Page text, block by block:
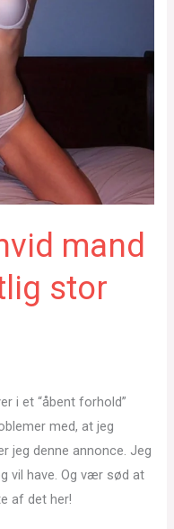
mand
stor
i et “åbent forhold”
med, at jeg
jeg denne annonce. Jeg
vil have. Og vær sød at
af det her!